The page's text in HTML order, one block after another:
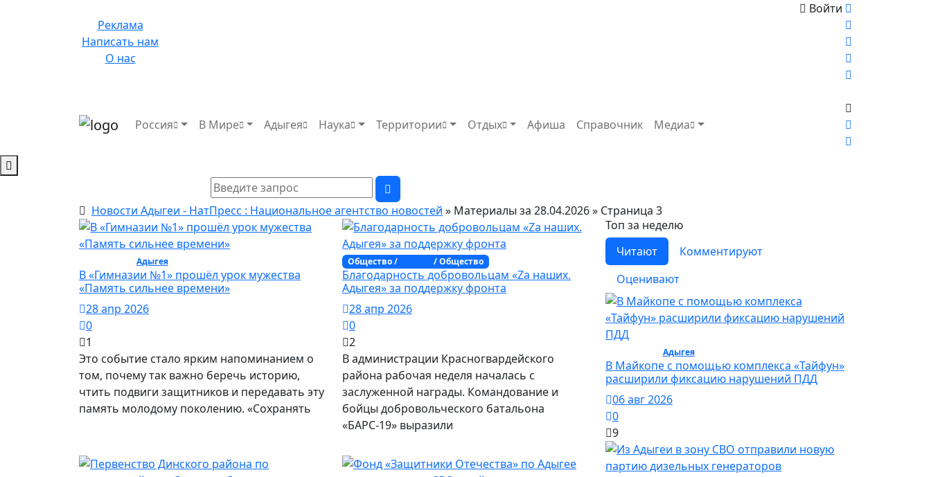
Реклама
Написать нам
О нас
Войти
Россия В Мире Адыгея Наука Территории Отдых Афиша Справочник Медиа
Новости Адыгеи - НатПресс : Национальное агентство новостей » Материалы за 28.04.2026 » Страница 3
Адыгея/ Общество
В «Гимназии №1» прошёл урок мужества
«Память сильнее времени»
28 апр 2026
0
1
Это событие стало ярким напоминанием о
том, почему так важно беречь историю,
чтить подвиги защитников и передавать эту
память молодому поколению. «Сохранять
Общество / / Общество
Благодарность добровольцам «Za наших.
Адыгея» за поддержку фронта
28 апр 2026
0
2
В администрации Красногвардейского
района рабочая неделя началась с
заслуженной награды. Командование и
бойцы добровольческого батальона
«БАРС-19» выразили
Топ за неделю
Читают
Комментируют
Оценивают
Адыгея/ Общество
В Майкопе с помощью комплекса «Тайфун»
расширили фиксацию нарушений ПДД
06 авг 2026
0
9